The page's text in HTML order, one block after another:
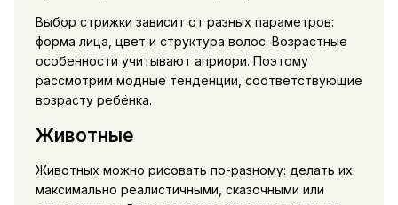
Выбор стрижки зависит от разных параметров:
форма лица, цвет и структура волос. Возрастные
особенности учитывают априори. Поэтому
рассмотрим модные тенденции, соответствующие
возрасту ребёнка.
Животные
Животных можно рисовать по-разному: делать их
максимально реалистичными, сказочными или